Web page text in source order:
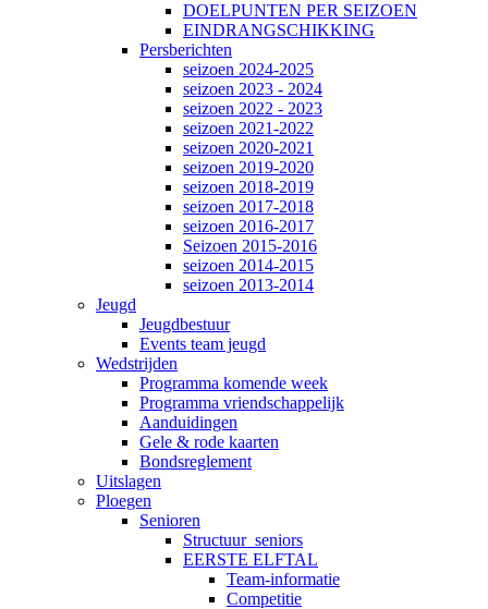
DOELPUNTEN PER SEIZOEN
EINDRANGSCHIKKING
Persberichten
seizoen 2024-2025
seizoen 2023 - 2024
seizoen 2022 - 2023
seizoen 2021-2022
seizoen 2020-2021
seizoen 2019-2020
seizoen 2018-2019
seizoen 2017-2018
seizoen 2016-2017
Seizoen 2015-2016
seizoen 2014-2015
seizoen 2013-2014
Jeugd
Jeugdbestuur
Events team jeugd
Wedstrijden
Programma komende week
Programma vriendschappelijk
Aanduidingen
Gele & rode kaarten
Bondsreglement
Uitslagen
Ploegen
Senioren
Structuur_seniors
EERSTE ELFTAL
Team-informatie
Competitie